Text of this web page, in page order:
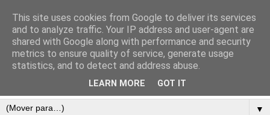
▼
This site uses cookies from Google to deliver its services
and to analyze traffic. Your IP address and user-agent are
shared with Google along with performance and security
metrics to ensure quality of service, generate usage
statistics, and to detect and address abuse.
LEARN MORE GOT IT